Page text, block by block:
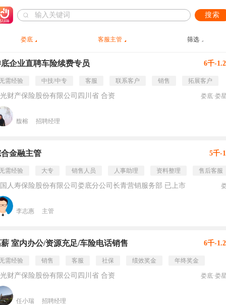
搜索
娄底 客服主管 筛选
企业直聘车险续费专员 6千-
需经验 中技/中专 客服 联系客户 销售 拓展客户
财产保险股份有限公司四川省 合资 娄底·娄
馥榕 招聘经理
金融主管 5千-
需经验 大专 销售人员 人事助理 资料整理 售后客服
人寿保险股份有限公司娄底分公司长青营销服务部 已上市
李志惠 主管
室内办公/资源充足/车险电话销售 6千-
需经验 销售 客服 社保 绩效奖金 年终奖金
财产保险股份有限公司四川省 合资 娄底·娄
任小瑞 招聘经理